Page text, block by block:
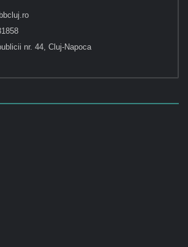
nr. 44, Cluj-Napoca